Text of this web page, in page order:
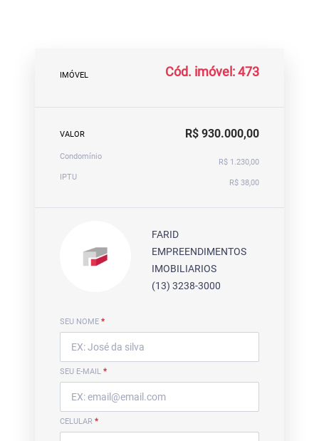
IMÓVEL Cód. imóvel: 473
VALOR R$ 930.000,00
Condomínio
R$ 1.230,00
IPTU
R$ 38,00
FARID
EMPREENDIMENTOS
IMOBILIARIOS
(13) 3238-3000
SEU NOME *
SEU E-MAIL *
CELULAR *